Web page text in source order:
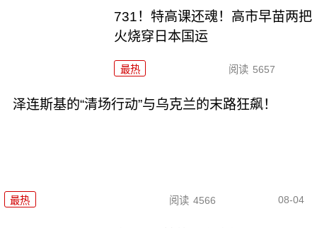
731！特高课还魂！高市早苗两把
火烧穿日本国运
最热 阅读 5657
泽连斯基的“清场行动”与乌克兰的末路狂飙！
最热 阅读 4566 08-04